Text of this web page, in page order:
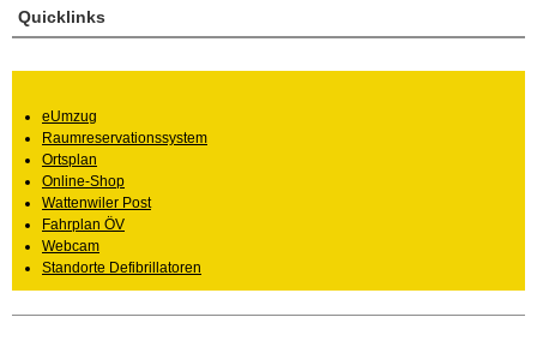
Quicklinks
eUmzug
Raumreservationssystem
Ortsplan
Online-Shop
Wattenwiler Post
Fahrplan ÖV
Webcam
Standorte Defibrillatoren